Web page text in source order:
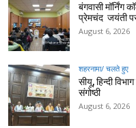
बंगवासी मॉर्निंग
प्रेमचंद जयंती पर
August 6, 2026
शहरनामा/ चलते हुए
सीयू, हिन्दी
संगोष्ठी
August 6, 2026